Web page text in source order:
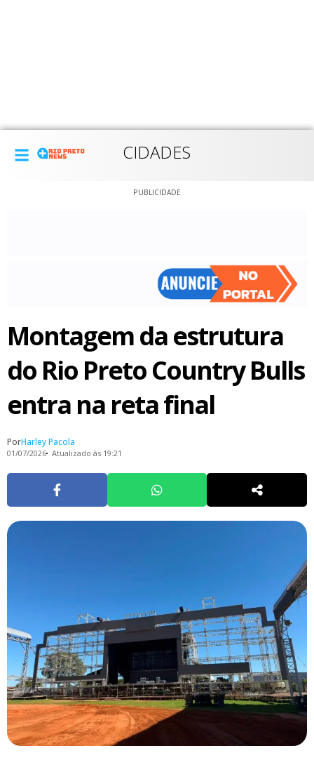
CIDADES
PUBLICIDADE
Montagem da estrutura
do Rio Preto Country Bulls
entra na reta final
PorHarley Pacola
01/07/2026 Atualizado às 19:21